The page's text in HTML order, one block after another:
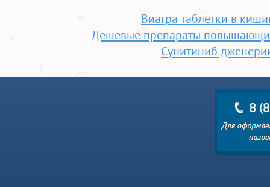
Виагра таблетки в
Дешевые препараты
Сунитиниб